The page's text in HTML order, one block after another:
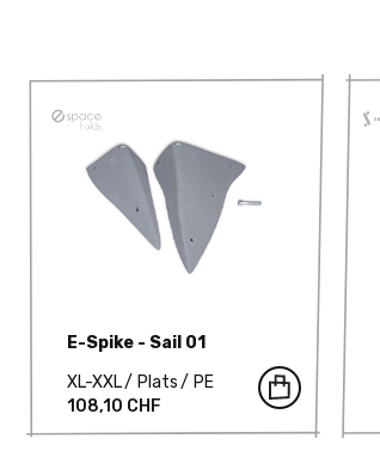
E-Spike - Sail 01
XL-XXL
Plats
PE
108,10 CHF